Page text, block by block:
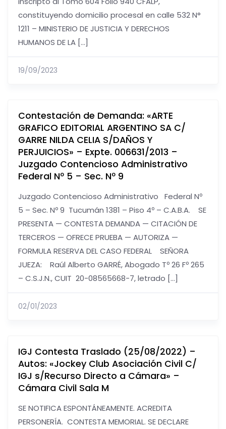
constituyendo domicilio procesal en calle 532 N°
1211 – MINISTERIO DE JUSTICIA Y DERECHOS
HUMANOS DE LA […]
19/09/2023
Contestación de Demanda: «ARTE
GRAFICO EDITORIAL ARGENTINO SA C/
GARRE NILDA CELIA S/DAÑOS Y
PERJUICIOS» – Expte. 006631/2013 –
Juzgado Contencioso Administrativo
Federal Nº 5 – Sec. Nº 9
Juzgado Contencioso Administrativo Federal Nº
5 – Sec. Nº 9 Tucumán 1381 – Piso 4º – C.A.B.A. SE
PRESENTA — CONTESTA DEMANDA — CITACIÓN DE
TERCEROS — OFRECE PRUEBA — AUTORIZA —
FORMULA RESERVA DEL CASO FEDERAL SEÑORA
JUEZA: Raúl Alberto GARRÉ, Abogado Tº 26 Fº 265
– C.S.J.N., CUIT 20-08565668-7, letrado […]
02/01/2023
IGJ Contesta Traslado (25/08/2022) –
Autos: «Jockey Club Asociación Civil C/
IGJ s/Recurso Directo a Cámara» –
Cámara Civil Sala M
SE NOTIFICA ESPONTÁNEAMENTE. ACREDITA
PERSONERÍA. CONTESTA MEMORIAL. SE DECLARE